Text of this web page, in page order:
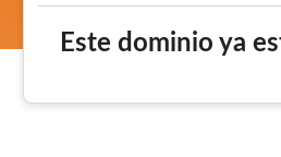
Este dominio ya